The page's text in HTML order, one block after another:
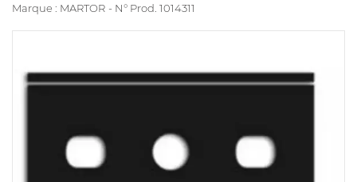
Marque : MARTOR N° Prod. 1014311